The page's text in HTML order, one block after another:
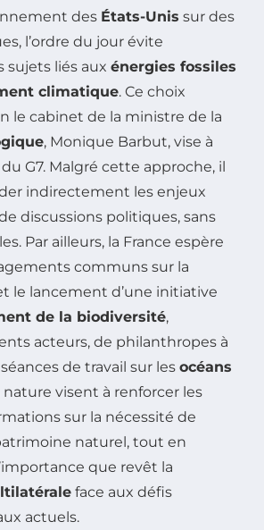
des États-Unis sur des
l’ordre du jour évite
liés aux énergies fossiles
climatique. Ce choix
le cabinet de la ministre de la
, Monique Barbut, vise à
G7. Malgré cette approche, il
indirectement les enjeux
discussions politiques, sans
Par ailleurs, la France espère
communs sur la
le lancement d’une initiative
de la biodiversité,
acteurs, de philanthropes à
de travail sur les océans
visent à renforcer les
sur la nécessité de
naturel, tout en
que revêt la
face aux défis
actuels.